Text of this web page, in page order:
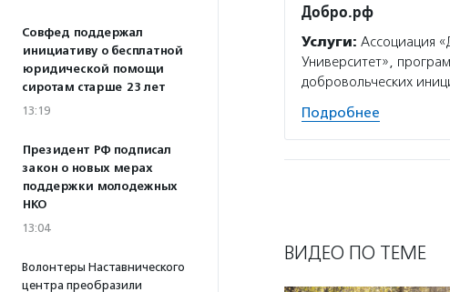
Совфед поддержал
инициативу о бесплатной
юридической помощи
сиротам старше 23 лет
13:19
Президент РФ подписал
закон о новых мерах
поддержки молодежных
НКО
13:04
Волонтеры Наставнического
центра преобразили
Добро.рф
Услуги: Ассоциация
Университет»,
добровольческих
Подробнее
ВИДЕО ПО ТЕМЕ